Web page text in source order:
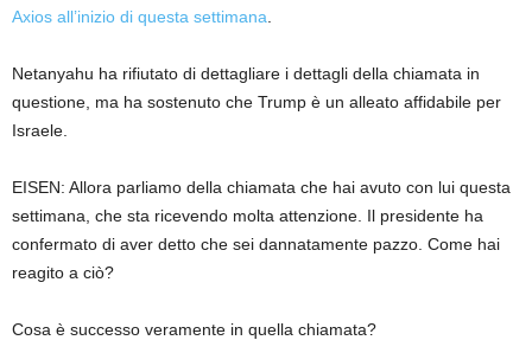
Axios all’inizio di questa settimana
Netanyahu ha rifiutato di dettagliare i dettagli della chiamata in
questione, ma ha sostenuto che Trump è un alleato affidabile per
Israele.
EISEN: Allora parliamo della chiamata che hai avuto con lui questa
settimana, che sta ricevendo molta attenzione. Il presidente ha
confermato di aver detto che sei dannatamente pazzo. Come hai
reagito a ciò?
Cosa è successo veramente in quella chiamata?